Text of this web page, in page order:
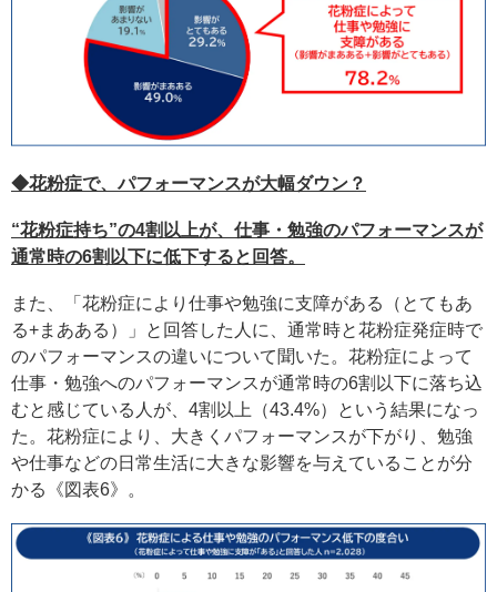
◆花粉症で、パフォーマンスが大幅ダウン？
“花粉症持ち”の4割以上が、仕事・勉強のパフォーマンスが
通常時の6割以下に低下すると回答。
また、「花粉症により仕事や勉強に支障がある（とてもあ
る+まあある）」と回答した人に、通常時と花粉症発症時で
のパフォーマンスの違いについて聞いた。花粉症によって
仕事・勉強へのパフォーマンスが通常時の6割以下に落ち込
むと感じている人が、4割以上（43.4%）という結果になっ
た。花粉症により、大きくパフォーマンスが下がり、勉強
や仕事などの日常生活に大きな影響を与えていることが分
かる《図表6》。